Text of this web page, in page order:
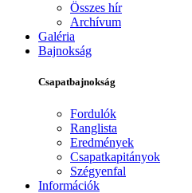
Összes hír
Archívum
Galéria
Bajnokság
Csapatbajnokság
Fordulók
Ranglista
Eredmények
Csapatkapitányok
Szégyenfal
Információk